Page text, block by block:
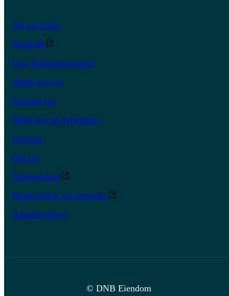
Alt om bolig
Boligsøk
Finn Eiendomsmegler
Jobbe hos oss
Kontakt oss
Meld deg på nyhetsbrev
Nybygg
Om oss
Nettstedskart
Brukervilkår for nettsiden
Åpenhetsloven
© DNB Eiendom